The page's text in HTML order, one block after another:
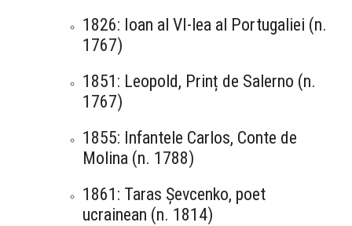
1826: Ioan al VI-lea al Portugaliei (n.
1767)
1851: Leopold, Prinț de Salerno (n.
1767)
1855: Infantele Carlos, Conte de
Molina (n. 1788)
1861: Taras Șevcenko, poet
ucrainean (n. 1814)